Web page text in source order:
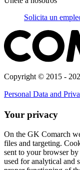
Solicita un
Copyright © 2015 -
Personal Data and
Your privacy
On the GK Comarch
files and targeting.
sent to your browser
used for analytical and